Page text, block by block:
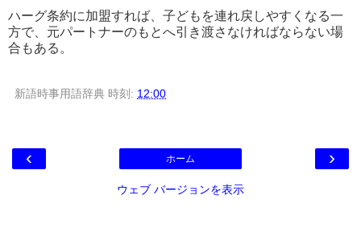
ハーグ条約に加盟すれば、子どもを連れ戻しやすくなる一
方で、元パートナーのもとへ引き渡さなければならない場
合もある。
新語時事用語辞典 時刻: 12:00
‹ ›
ホーム
ウェブ バージョンを表示